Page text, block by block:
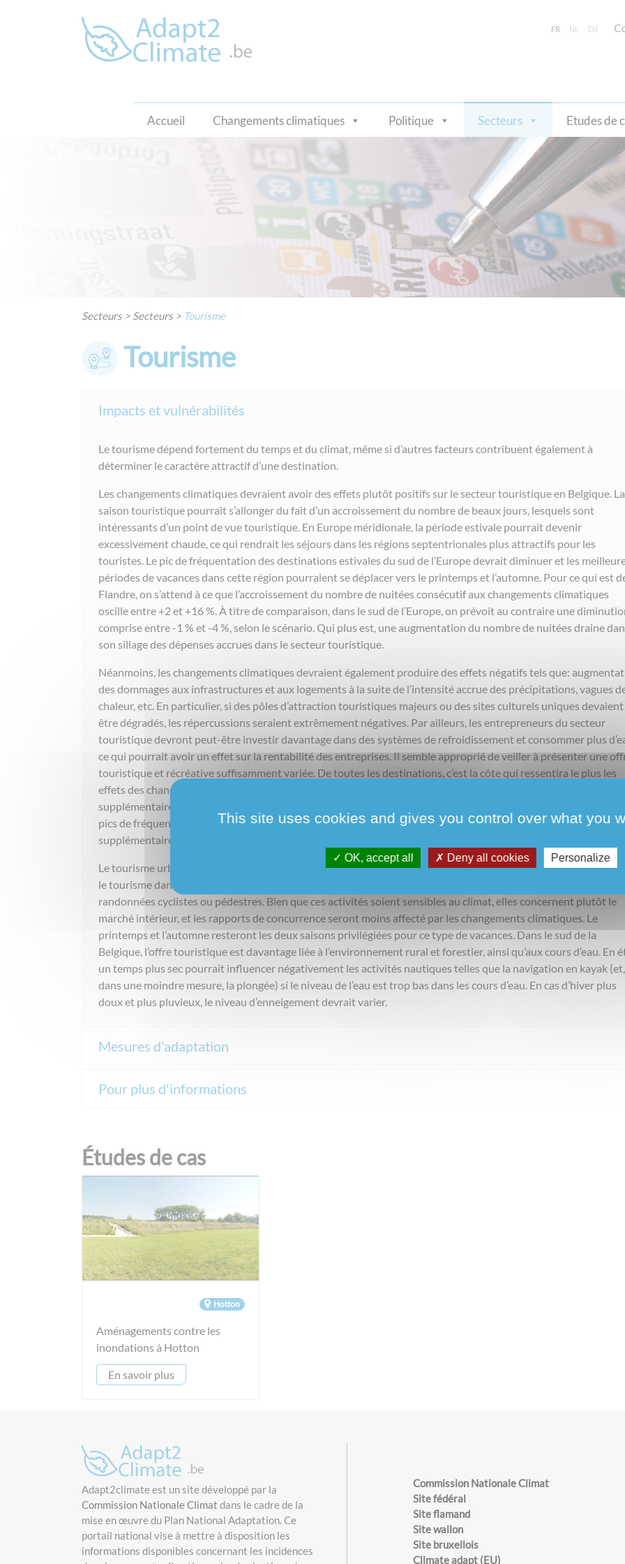
FR NL EN
Accueil Changements climatiques Politique Secteurs Etudes de
Secteurs > Secteurs > Tourisme
Tourisme
Impacts et vulnérabilités
Le tourisme dépend fortement du temps et du climat, même si d’autres facteurs contribuent également à
déterminer le caractère attractif d’une destination.
Les changements climatiques devraient avoir des effets plutôt positifs sur le secteur touristique en Belgique. La
saison touristique pourrait s’allonger du fait d’un accroissement du nombre de beaux jours, lesquels sont
intéressants d’un point de vue touristique. En Europe méridionale, la période estivale pourrait devenir
excessivement chaude, ce qui rendrait les séjours dans les régions septentrionales plus attractifs pour les
touristes. Le pic de fréquentation des destinations estivales du sud de l’Europe devrait diminuer et les
périodes de vacances dans cette région pourraient se déplacer vers le printemps et l’automne. Pour ce qui est
Flandre, on s’attend à ce que l’accroissement du nombre de nuitées consécutif aux changements climatiques
oscille entre +2 et +16 %. À titre de comparaison, dans le sud de l’Europe, on prévoit au contraire une
comprise entre -1 % et -4 %, selon le scénario. Qui plus est, une augmentation du nombre de nuitées draine
son sillage des dépenses accrues dans le secteur touristique.
Néanmoins, les changements climatiques devraient également produire des effets négatifs tels que:
des dommages aux infrastructures et aux logements à la suite de l’intensité accrue des précipitations, vagues
chaleur, etc. En particulier, si des pôles d’attraction touristiques majeurs ou des sites culturels uniques devaient
être dégradés, les répercussions seraient extrêmement négatives. Par ailleurs, les entrepreneurs du secteur
touristique devront peut-être investir davantage dans des systèmes de refroidissement et consommer plus
ce qui pourrait avoir un effet sur la rentabilité des entreprises. Il semble approprié de veiller à présenter une
touristique et récréative suffisamment variée. De toutes les destinations, c’est la côte qui ressentira le plus les
effets des changements climatiques. Un climat plus chaud attirera davantage de touristes. Ces touristes
supplémentaires contribueront cependant à accroître le problème de mobilité qui se fait déjà ressentir lors des
pics de fréquentation. L’élévation du niveau de la mer réduira également l’étendue de la plage et des remblais
supplémentaires seront nécessaires pour assurer une meilleure protection (voir secteur ‘
Le tourisme urbain sera moins influencé par les changements climatiques que le tourisme au littoral de même
le tourisme dans les autres régions. Il s’agit ici essentiellement de vacances orientées vers les activités liées aux
randonnées cyclistes ou pédestres. Bien que ces activités soient sensibles au climat, elles concernent plutôt le
marché intérieur, et les rapports de concurrence seront moins affecté par les changements climatiques. Le
printemps et l’automne resteront les deux saisons privilégiées pour ce type de vacances. Dans le sud de la
Belgique, l’offre touristique est davantage liée à l’environnement rural et forestier, ainsi qu’aux cours d’eau. En
un temps plus sec pourrait influencer négativement les activités nautiques telles que la navigation en kayak (et,
dans une moindre mesure, la plongée) si le niveau de l’eau est trop bas dans les cours d’eau. En cas d’hiver plus
doux et plus pluvieux, le niveau d’enneigement devrait varier.
Mesures d'adaptation
Pour plus d'informations
Études de cas
Hotton
Aménagements contre les
inondations à Hotton
En savoir plus
Adapt2climate est un site développé par la
Commission Nationale Climat dans le cadre de la
mise en œuvre du Plan National Adaptation. Ce
portail national vise à mettre à disposition les
informations disponibles concernant les incidences
Commission Nationale Climat
Site fédéral
Site flamand
Site wallon
Site bruxellois
Climate adapt (EU)
This site uses cookies and gives you control over what you
OK, accept all Deny all cookies Personalize